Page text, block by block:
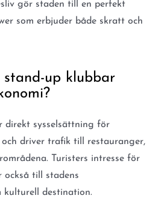
gör staden till en perfekt
som erbjuder både skratt och
up klubbar
direkt sysselsättning för
och driver trafik till restauranger,
Turisters intresse för
också till stadens
destination.